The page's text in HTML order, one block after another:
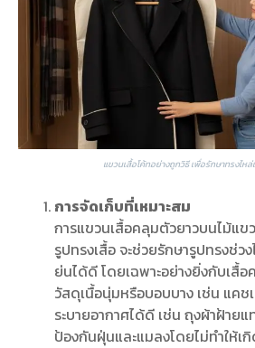
แขวนเสื้อโค้ทอย่างถูกวิธี เพื่อรักษาทรงไห
การจัดเก็บที่เหมาะสม
การแขวนเสื้อคลุมตัวยาวบนไม้แ
รูปทรงเสื้อ จะช่วยรักษารูปทรงช่ว
ย่นได้ดี โดยเฉพาะอย่างยิ่งกับเสื้
วัสดุเนื้อนุ่มหรือบอบบาง เช่น แคช
ระบายอากาศได้ดี เช่น ถุงผ้าฝ้าย
ป้องกันฝุ่นและแมลงโดยไม่ทำให้เ